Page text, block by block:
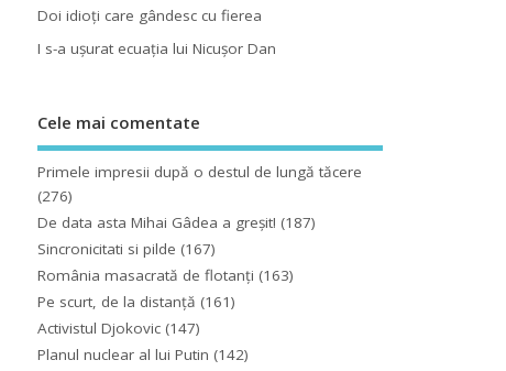
Doi idioţi care gândesc cu fierea
I s-a uşurat ecuaţia lui Nicuşor Dan
Cele mai comentate
Primele impresii după o destul de lungă tăcere
(276)
De data asta Mihai Gâdea a greşit! (187)
Sincronicitati si pilde (167)
România masacrată de flotanţi (163)
Pe scurt, de la distanță (161)
Activistul Djokovic (147)
Planul nuclear al lui Putin (142)